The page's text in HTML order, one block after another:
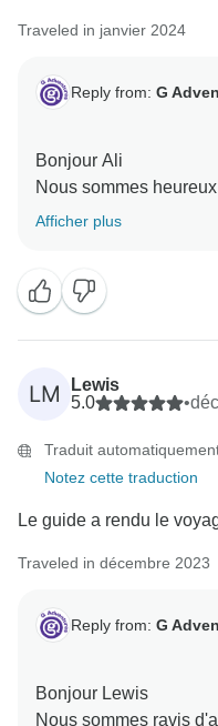
Traveled in janvier 2024
Reply from: G
Bonjour Ali
Nous sommes
voyage en Australie,
Afficher plus
LM
Lewis
5.0
•
Traduit
Notez cette traduction
Le guide a rendu le
Traveled in décembre 2023
Reply from: G
Bonjour Lewis
Nous sommes ravis